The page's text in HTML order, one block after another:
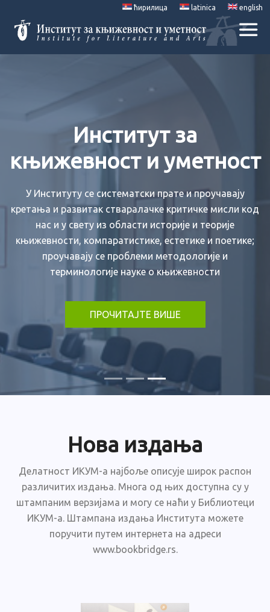
ћирилица latinica english
Институт за
књижевност и уметност
У Институту се систематски прате и проучавају
кретања и развитак стваралачке критичке мисли код
нас и у свету из области историје и теорије
књижевности, компаратистике, естетике и поетике;
проучавају се проблеми методологије и
терминологије науке о књижевности
ПРОЧИТАЈТЕ ВИШЕ
Нова издања
Делатност ИКУМ-а најбоље описује широк распон
различитих издања. Многа од њих доступна су у
штампаним верзијама и могу се наћи у Библиотеци
ИКУМ-а. Штампана издања Института можете
поручити путем интернета на адреси
www.bookbridge.rs.